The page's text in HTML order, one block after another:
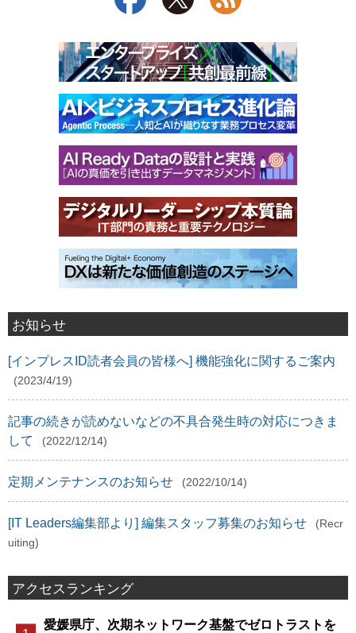
お知らせ
[インプレスID読者会員の皆様へ] 機能強化に関するご案内
(2023/4/19)
記事の続きが読めないなどの不具合発生時の対応につきま
して
(2022/12/14)
定期メンテナンスのお知らせ (2022/10/14)
[IT Leaders編集部より] 編集スタッフ募集のお知らせ
(Recr
uiting)
アクセスランキング
愛媛県庁、次期ネットワーク基盤でゼロトラストを